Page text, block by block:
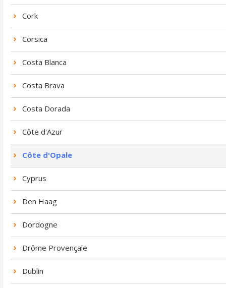
Cork
Corsica
Costa Blanca
Costa Brava
Costa Dorada
Côte d'Azur
Côte d'Opale
Cyprus
Den Haag
Dordogne
Drôme Provençale
Dublin